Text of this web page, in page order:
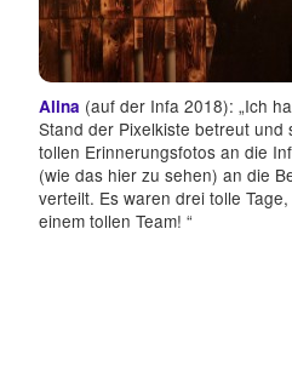
Alina (auf der Infa 2018): „Ich
Stand der Pixelkiste betreut und
tollen Erinnerungsfotos an die
(wie das hier zu sehen) an die
verteilt. Es waren drei tolle Tage,
einem tollen Team! “